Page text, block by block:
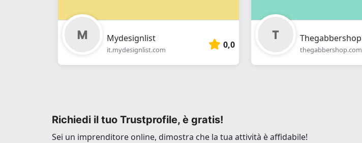
Mydesignlist
it.mydesignlist.com 0,0
Thegabbershop
thegabbershop.com
Richiedi il tuo Trustprofile, è gratis!
Sei un imprenditore online, dimostra che la tua attività è affidabile!